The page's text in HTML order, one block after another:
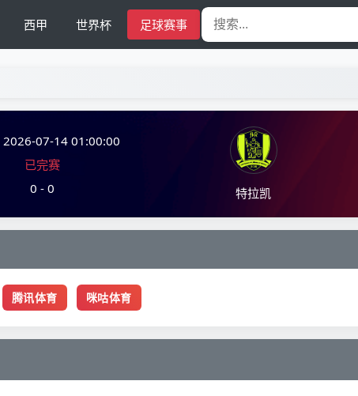
西甲 世界杯 足球赛事
2026-07-14 01:00:00
已完赛
0 - 0
特拉凯
腾讯体育 咪咕体育